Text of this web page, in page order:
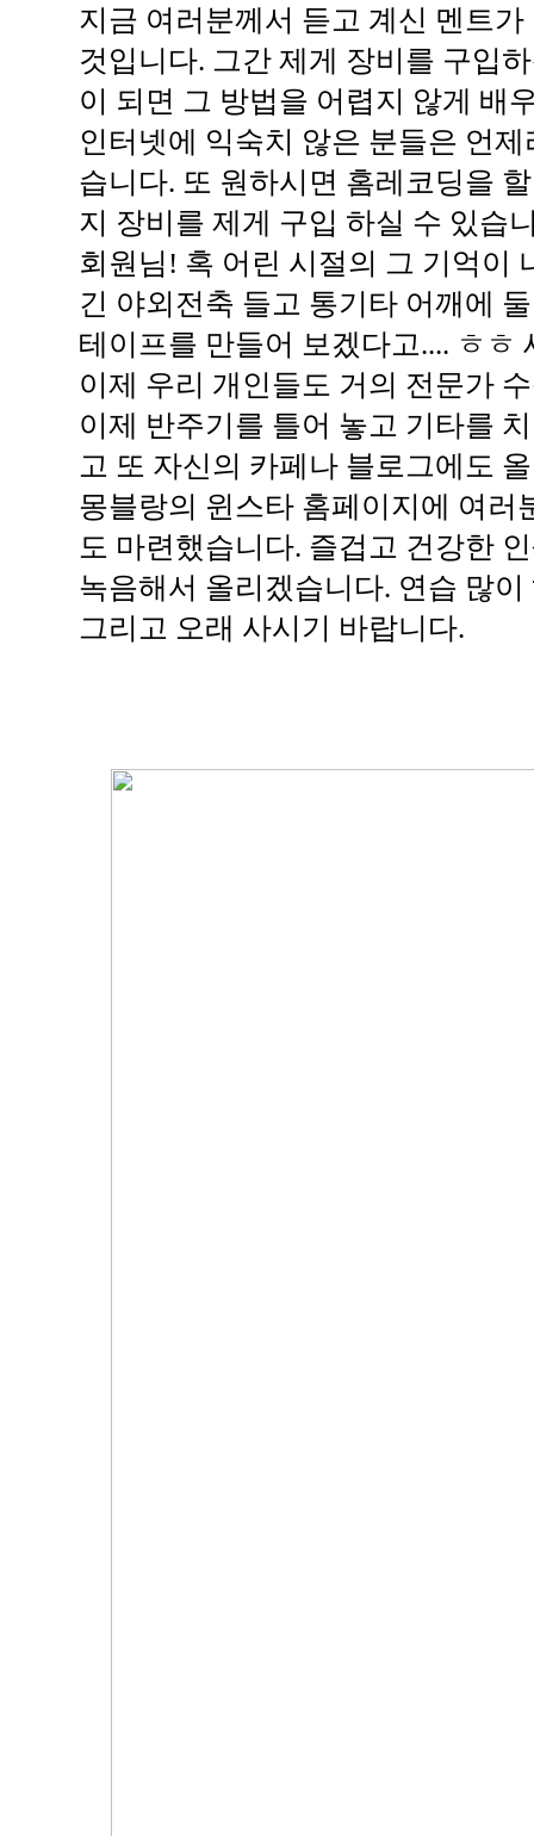
지금 여러분께서 듣고 계신 멘트
것입니다. 그간 제게 장비를 구입
이 되면 그 방법을 어렵지 않게 배
인터넷에 익숙치 않은 분들은 언
습니다. 또 원하시면 홈레코딩을
지 장비를 제게 구입 하실 수 있습
회원님! 혹 어린 시절의 그 기억이
긴 야외전축 들고 통기타 어깨에
테이프를 만들어 보겠다고.... ㅎㅎ
이제 우리 개인들도 거의 전문가
이제 반주기를 틀어 놓고 기타를
고 또 자신의 카페나 블로그에도
몽블랑의 윈스타 홈페이지에 여러
도 마련했습니다. 즐겁고 건강한
녹음해서 올리겠습니다. 연습 많이
그리고 오래 사시기 바랍니다.